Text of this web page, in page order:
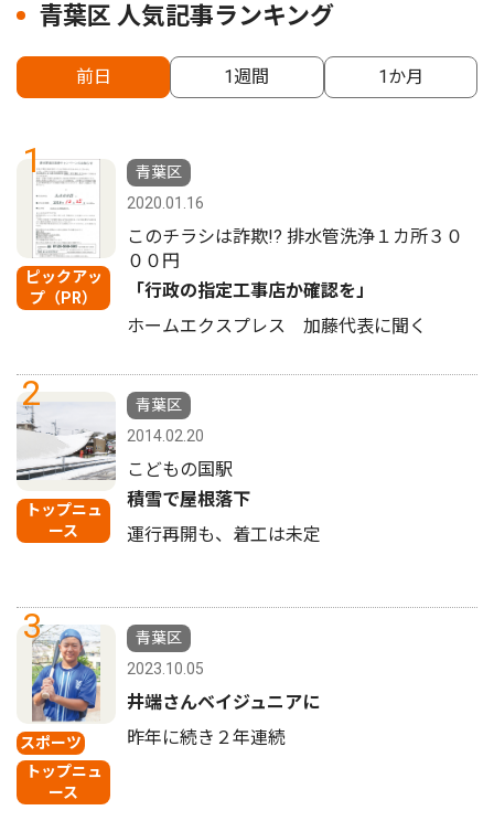
青葉区 人気記事ランキング
前日 1週間 1か月
1
ピックアッ
プ（PR）
青葉区
2020.01.16
このチラシは詐欺!? 排水管洗浄１カ所３０
００円
「行政の指定工事店か確認を」
ホームエクスプレス 加藤代表に聞く
2
トップニュ
ース
青葉区
2014.02.20
こどもの国駅
積雪で屋根落下
運行再開も、着工は未定
3
スポーツ
トップニュ
ース
青葉区
2023.10.05
井端さんベイジュニアに
昨年に続き２年連続